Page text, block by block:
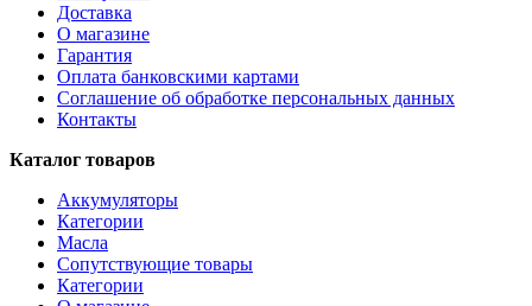
Доставка
О магазине
Гарантия
Оплата банковскими картами
Соглашение об обработке персональных данных
Контакты
Каталог товаров
Аккумуляторы
Категории
Масла
Сопутствующие товары
Категории